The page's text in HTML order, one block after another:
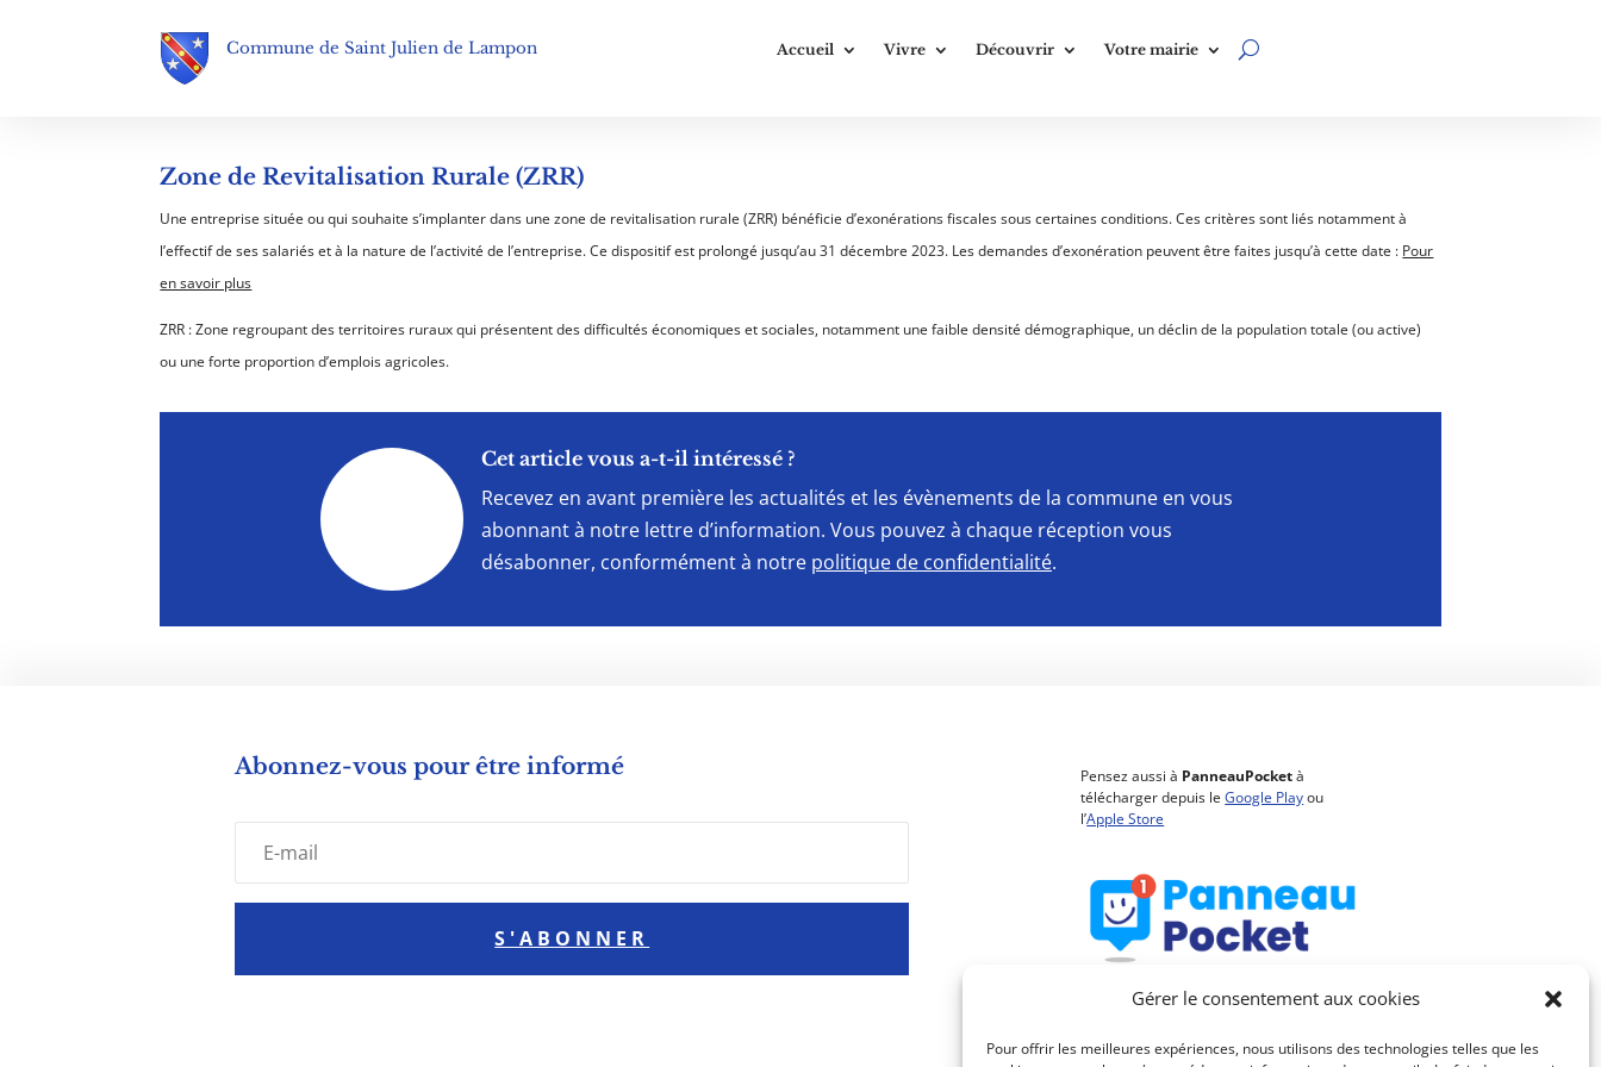
Gérer le consentement aux cookies
Pour offrir les meilleures expériences, nous utilisons des technologies telles que les
Commune de Saint Julien de Lampon Accueil Vivre Découvrir Votre mairie
Zone de Revitalisation Rurale (ZRR)
Une entreprise située ou qui souhaite s’implanter dans une zone de revitalisation rurale (ZRR) bénéficie d’exonérations fiscales sous certaines conditions. Ces critères sont liés notamment à
l’effectif de ses salariés et à la nature de l’activité de l’entreprise. Ce dispositif est prolongé jusqu’au 31 décembre 2023. Les demandes d’exonération peuvent être faites jusqu’à cette date : Pour
en savoir plus
ZRR : Zone regroupant des territoires ruraux qui présentent des difficultés économiques et sociales, notamment une faible densité démographique, un déclin de la population totale (ou active)
ou une forte proportion d’emplois agricoles.
" Cet article vous a-t-il intéressé ?
Recevez en avant première les actualités et les évènements de la commune en vous
abonnant à notre lettre d’information. Vous pouvez à chaque réception vous
désabonner, conformément à notre politique de confidentialité.
Abonnez-vous pour être informé
S'ABONNER
Pensez aussi à PanneauPocketà
télécharger depuis leGoogle Playou
l’Apple Store